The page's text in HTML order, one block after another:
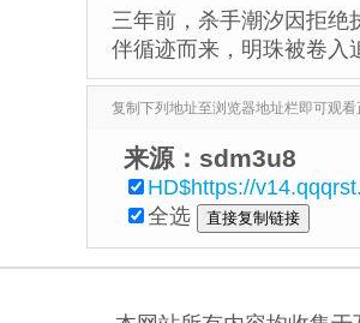
三年前，杀手潮汐因拒绝
伴循迹而来，明珠被卷入
复制下列地址至浏览器地址栏即可观
来源：sdm3u8
HD$https://
全选